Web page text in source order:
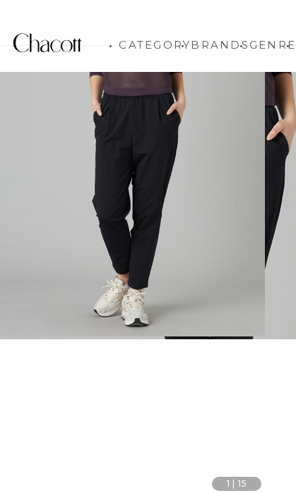
CATEGORYBRANDSGENRE
1 15